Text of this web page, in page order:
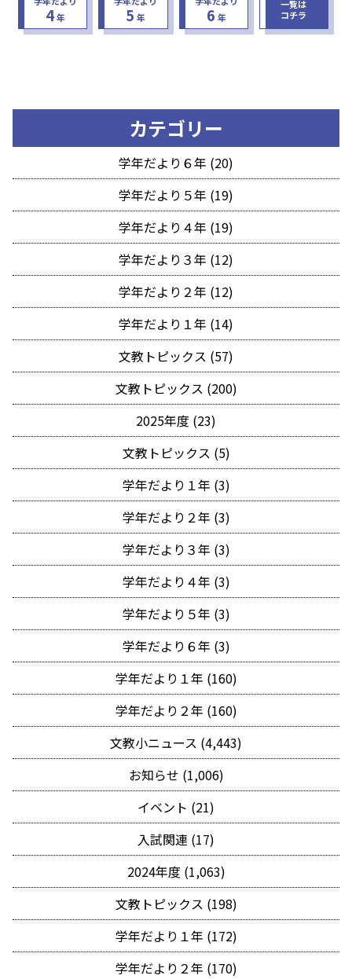
4年 5 年 6 年
一覧は
コチラ
カテゴリー
学年だより６年 (20)
学年だより５年 (19)
学年だより４年 (19)
学年だより３年 (12)
学年だより２年 (12)
学年だより１年 (14)
文教トピックス (57)
文教トピックス (200)
2025年度 (23)
文教トピックス (5)
学年だより１年 (3)
学年だより２年 (3)
学年だより３年 (3)
学年だより４年 (3)
学年だより５年 (3)
学年だより６年 (3)
学年だより１年 (160)
学年だより２年 (160)
文教小ニュース (4,443)
お知らせ (1,006)
イベント (21)
入試関連 (17)
2024年度 (1,063)
文教トピックス (198)
学年だより１年 (172)
学年だより２年 (170)